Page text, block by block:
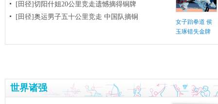
[田径]切阳什姐20公里竞走遗憾摘得铜牌
[田径]奥运男子五十公里竞走 中国队摘铜
女子跆拳道 侯
玉琢错失金牌
世界诸强